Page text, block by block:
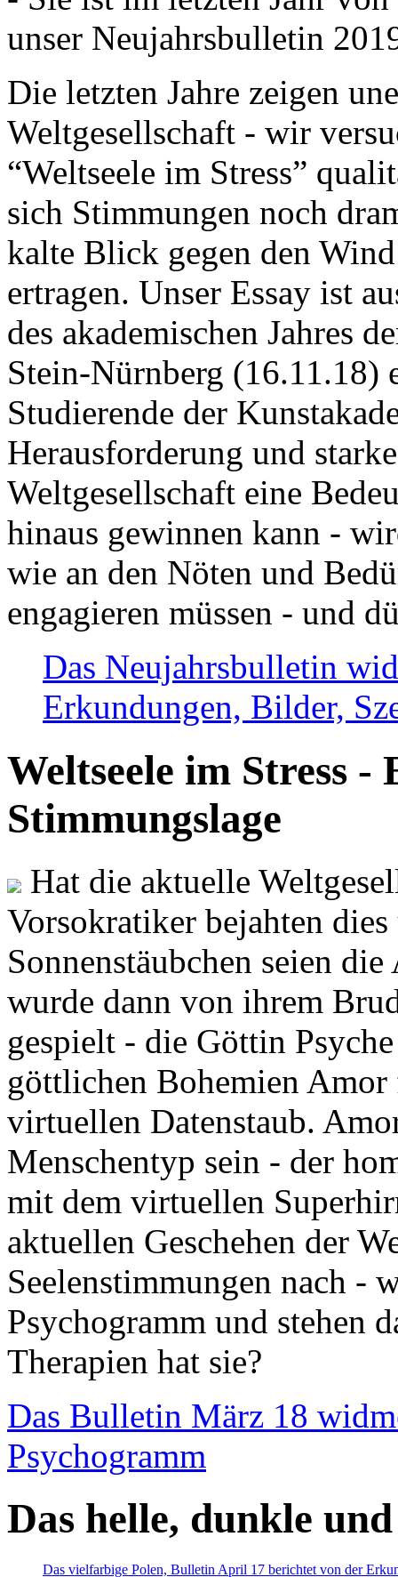
unser Neujahrsbulletin
Die letzten Jahre zeigen
Weltgesellschaft - wir
“Weltseele im Stress”
sich Stimmungen noch
kalte Blick gegen den
ertragen. Unser Essay ist
des akademischen Jahres
Stein-Nürnberg (16.11.18)
Studierende der
Herausforderung und
Weltgesellschaft eine
hinaus gewinnen kann -
wie an den Nöten und
engagieren müssen - und
Das Neujahrsbulletin
Erkundungen, Bilder,
Weltseele im Stress -
Stimmungslage
Hat die aktuelle
Vorsokratiker bejahten
Sonnenstäubchen seien
wurde dann von ihrem
gespielt - die Göttin
göttlichen Bohemien
virtuellen Datenstaub.
Menschentyp sein - der
mit dem virtuellen
aktuellen Geschehen der
Seelenstimmungen nach -
Psychogramm und stehen
Therapien hat sie?
Das Bulletin März 18
Psychogramm
Das helle, dunkle
Das vielfarbige Polen, Bulletin April 17 berichtet von der